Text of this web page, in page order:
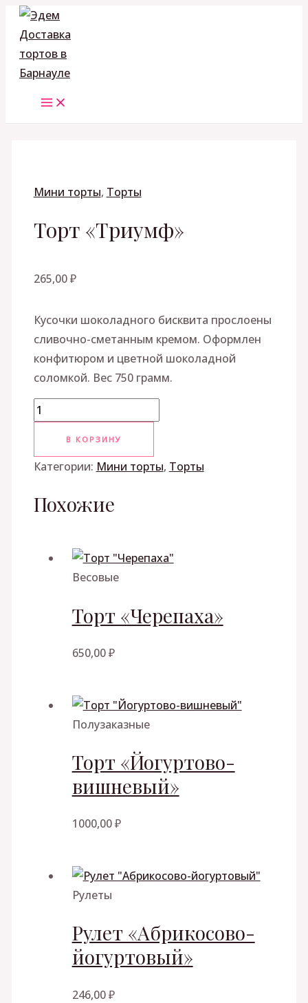
ПерейтиMENU
Мини торты, Торты
Торт «Триумф»
265,00₽
Кусочки шоколадного бисквита прослоены
сливочно-сметанным кремом. Оформлен
конфитюром и цветной шоколадной
соломкой. Вес 750 грамм.
Количество
В КОРЗИНУ
Категории: Мини торты, Торты
Похожие
Весовые
Торт «Черепаха»
650,00₽
Полузаказные
Торт «Йогуртово-
вишневый»
1000,00₽
Рулеты
Рулет «Абрикосово-
йогуртовый»
246,00₽